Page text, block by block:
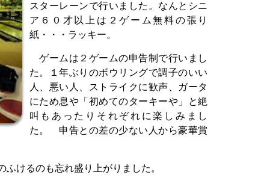
スターレーンで行いました。なんとシニ
ア６０才以上は２ゲーム無料の張り
紙・・・ラッキー。
ゲームは２ゲームの申告制で行いまし
た。１年ぶりのボウリングで調子のいい
人、悪い人、ストライクに歓声、ガータ
にため息や「初めてのターキーや」と絶
叫もあったりそれぞれに楽しみまし
た。 申告との差の少ない人から豪華賞
けるのも忘れ盛り上がりました。